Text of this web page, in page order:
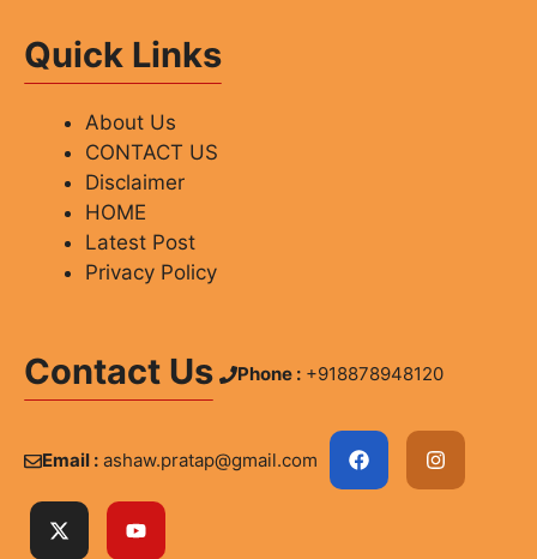
Quick Links
About Us
CONTACT US
Disclaimer
HOME
Latest Post
Privacy Policy
Contact Us Phone : +918878948120
Email : ashaw.pratap@gmail.com